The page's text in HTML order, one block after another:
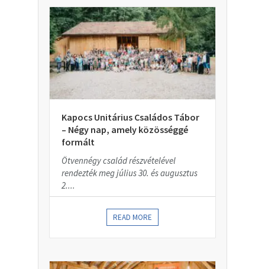
Kapocs Unitárius Családos Tábor
– Négy nap, amely közösséggé
formált
Ötvennégy család részvételével
rendezték meg július 30. és augusztus
2....
READ MORE